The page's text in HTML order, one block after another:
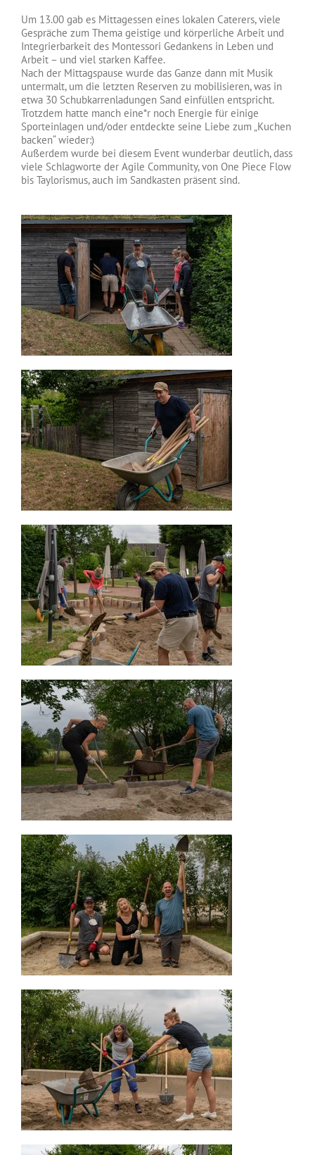
Um 13.00 gab es Mittagessen eines lokalen Caterers, viele
Gespräche zum Thema geistige und körperliche Arbeit und
Integrierbarkeit des Montessori Gedankens in Leben und
Arbeit – und viel starken Kaffee.
Nach der Mittagspause wurde das Ganze dann mit Musik
untermalt, um die letzten Reserven zu mobilisieren, was in
etwa 30 Schubkarrenladungen Sand einfüllen entspricht.
Trotzdem hatte manch eine*r noch Energie für einige
Sporteinlagen und/oder entdeckte seine Liebe zum „Kuchen
backen“ wieder:)
Außerdem wurde bei diesem Event wunderbar deutlich, dass
viele Schlagworte der Agile Community, von One Piece Flow
bis Taylorismus, auch im Sandkasten präsent sind.